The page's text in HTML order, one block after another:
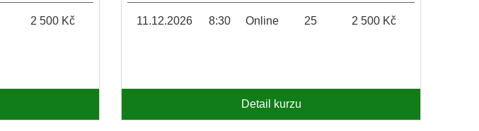
2 500 Kč 11.12.2026 8:30 Online 25 2 500 Kč
Detail kurzu